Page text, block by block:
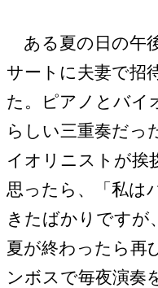
ある夏の日の午
サートに夫妻で招
た。ピアノとバイ
らしい三重奏だっ
イオリニストが挨
思ったら、「私は
きたばかりですが
夏が終わったら再
ンボスで毎夜演奏